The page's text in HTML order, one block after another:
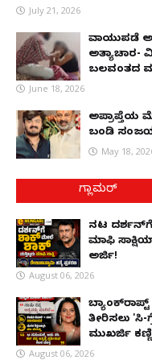
July 21, 2026
ವಾಯುಪಡೆ
ಅತ್ಯಾಚಾರ-
ಬಲವಂತದ
June 18, 2026
ಅಪ್ರಾಪ್ತೆಯ
ಬಂಡಿ
May 18,
ಗ್ಲಾಮರ್
ನಟ ದರ್ಶನ್‌ಗೆ
ಮಾಫಿ
ಅರ್ಜಿ!
August 06, 2026
ತೀರಿಸಲು 'ಸಿ-
ಮುಖರ್ಜಿ
August 06, 2026